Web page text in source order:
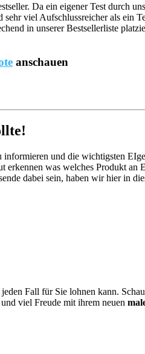
Da ein eigener Test durch
sehr viel Aufschlussreicher als ein
in unserer Bestsellerliste
anschauen
und die wichtigsten
erkennen was welches Produkt an
dabei sein, haben wir hier in
Fall für Sie lohnen kann.
viel Freude mit ihrem neuen